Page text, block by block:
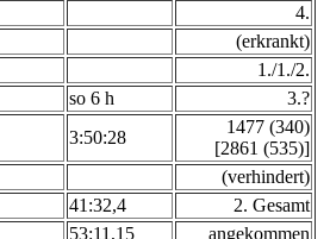
4.
(erkrankt)
1./1./2.
so 6 h
3.?
3:50:28
1477 (340)
[2861 (535)]
(verhindert)
41:32,4
2. Gesamt
53:11,15
angekommen